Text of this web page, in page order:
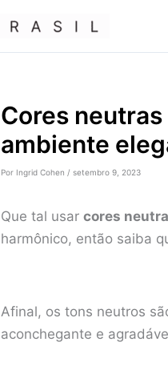
Cores
ambiente
Por Ingrid Cohen / setembro 9, 2023
Que tal usar cores
harmônico, então saiba
Afinal, os tons neutros
aconchegante e